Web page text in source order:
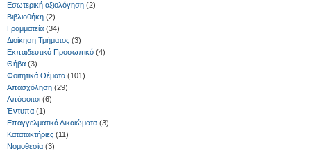
Εσωτερική αξιολόγηση (2)
Βιβλιοθήκη (2)
Γραμματεία (34)
Διοίκηση Τμήματος (3)
Εκπαιδευτικό Προσωπικό (4)
Θήβα (3)
Φοιτητικά Θέματα (101)
Απασχόληση (29)
Απόφοιτοι (6)
Έντυπα (1)
Επαγγελματικά Δικαιώματα (3)
Κατατακτήριες (11)
Νομοθεσία (3)